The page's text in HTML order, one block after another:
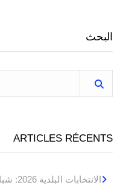
البحث
ARTICLES RÉCENTS